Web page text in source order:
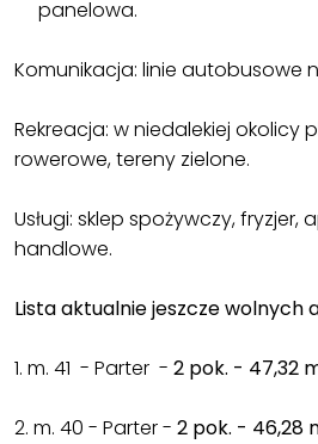
panelowa.
Komunikacja: linie autobusowe nr
Rekreacja: w niedalekiej okolicy
rowerowe, tereny zielone.
Usługi: sklep spożywczy, fryzjer,
handlowe.
Lista aktualnie jeszcze wolnych
1. m. 41 - Parter - 2 pok. - 47,32
2. m. 40 - Parter - 2 pok. - 46,28